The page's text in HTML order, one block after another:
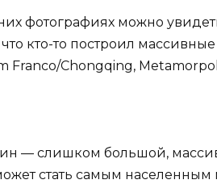
фотографиях можно
что кто-то построил
Franco/Chongqing,
— слишком большой,
стать самым